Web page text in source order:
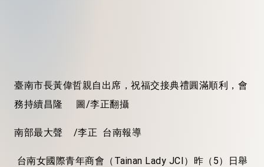
臺南市長黃偉哲親自出席，祝福交接典禮圓滿順利，會
務持續昌隆 圖/李正翻攝
南部最大聲 /李正 台南報導
台南女國際青年商會（Tainan Lady JCI）昨（5）日舉